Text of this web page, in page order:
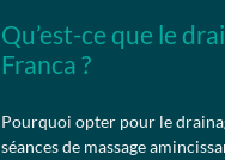
Qu’est-ce que le
Franca ?
Pourquoi opter pour le
séances de massage